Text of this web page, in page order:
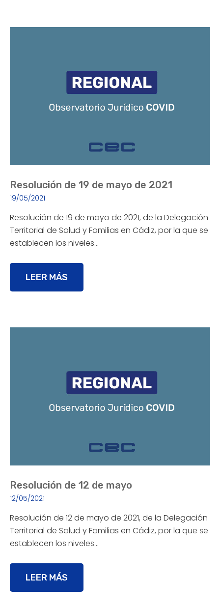
Resolución de 19 de mayo de 2021
19/05/2021
Resolución de 19 de mayo de 2021, de la Delegación
Territorial de Salud y Familias en Cádiz, por la que se
establecen los niveles…
LEER MÁS
Resolución de 12 de mayo
12/05/2021
Resolución de 12 de mayo de 2021, de la Delegación
Territorial de Salud y Familias en Cádiz, por la que se
establecen los niveles…
LEER MÁS